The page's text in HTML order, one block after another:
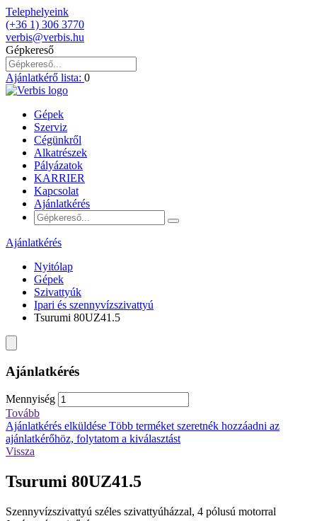
Telephelyeink
(+36 1) 306 3770
verbis@verbis.hu
Gépkereső
Ajánlatkérő lista: 0
Gépek
Szerviz
Cégünkről
Alkatrészek
Pályázatok
KARRIER
Kapcsolat
Ajánlatkérés
Ajánlatkérés
Nyitólap
Gépek
Szivattyúk
Ipari és szennyvízszivattyú
Tsurumi 80UZ41.5
Ajánlatkérés
Mennyiség
Tovább
Ajánlatkérés elküldése Több terméket szeretnék hozzáadni az
ajánlatkérőhöz, folytatom a kiválasztást
Vissza
Tsurumi 80UZ41.5
Szennyvízszivattyú széles szivattyúházzal, 4 pólusú motorral